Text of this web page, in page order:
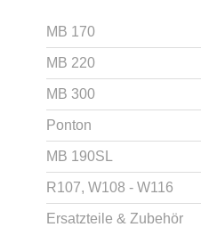
MB 170
MB 220
MB 300
Ponton
MB 190SL
R107, W108 - W116
Ersatzteile & Zubehör